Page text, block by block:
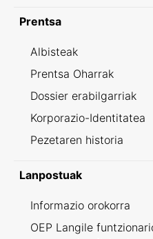
Prentsa
Albisteak
Prentsa Oharrak
Dossier erabilgarriak
Korporazio-Identitatea
Pezetaren historia
Lanpostuak
Informazio orokorra
OEP Langile